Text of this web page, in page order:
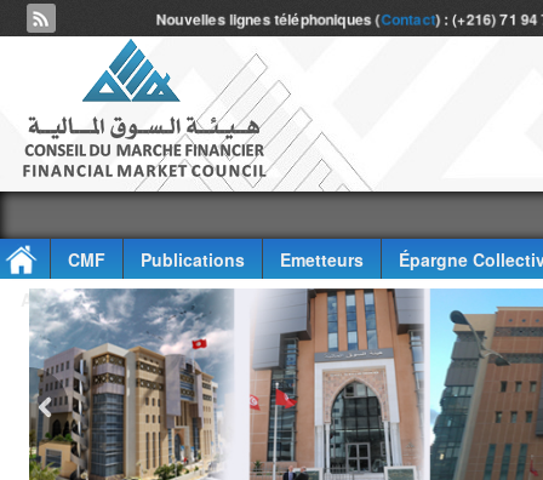
Nouvelles lignes téléphoniques (Contact) : (+216) 71
CMF Publications Emetteurs
Épargne
Accès à l'information